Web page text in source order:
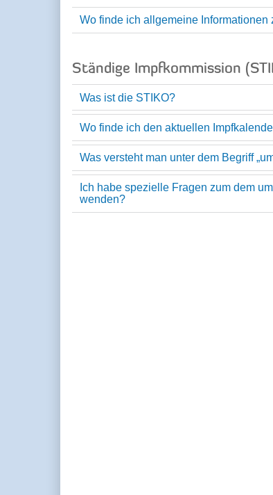
Wo finde ich allgemeine
Ständige Impfkommission
Was ist die STIKO?
Wo finde ich den aktuellen
Was versteht man unter dem Begriff
Ich habe spezielle Fragen zum dem
wenden?